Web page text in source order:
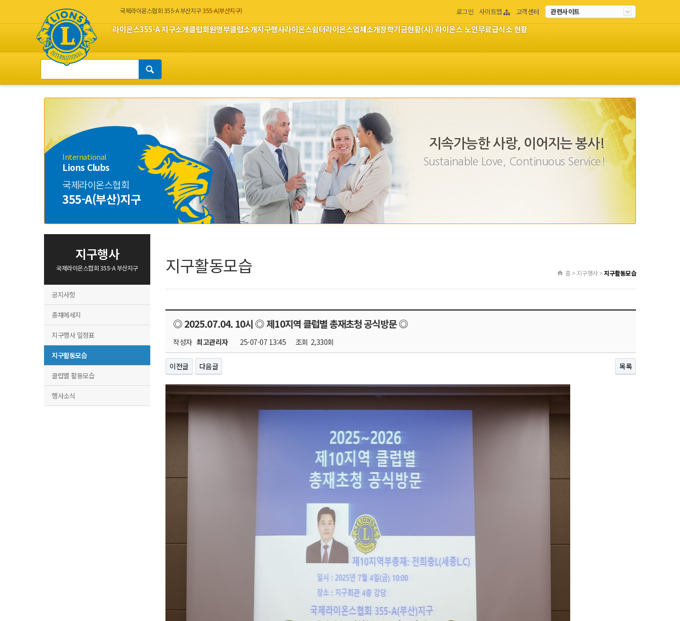
국제라이온스협회 355-A 부산지구355-A(부산지구) 로그인 사이트맵 고객센터 관련사이트
라이온스355-A 지구소개클럽회원명부클럽소개지구행사라이온스쉼터라이온스업체소개장학기금현황(사) 라이온스 노인무료급식소 현황
International
Lions Clubs
국제라이온스협회
355-A(부산)지구
지속가능한 사랑, 이어지는 봉사!
Sustainable Love, Continuous Service!
지구행사
국제라이온스협회 355-A 부산지구
공지사항
총재메세지
지구행사 일정표
지구활동모습
클럽별 활동모습
행사소식
지구활동모습 홈 > 지구행사 >지구활동모습
◎ 2025.07.04. 10시 ◎ 제10지역 클럽별 총재초청 공식방문 ◎
작성자 최고관리자 25-07-07 13:45 조회 2,330회
이전글 다음글 목록